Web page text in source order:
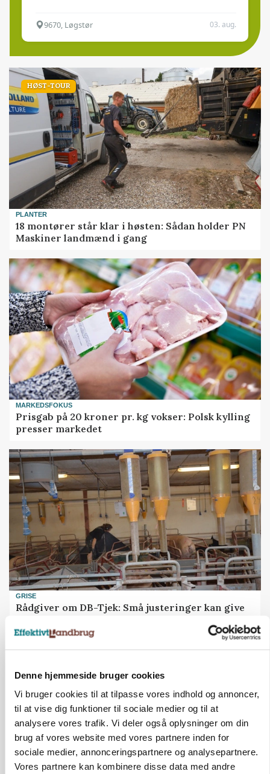
Denne hjemmeside bruger cookies
Vi bruger cookies til at tilpasse vores indhold og annoncer,
til at vise dig funktioner til sociale medier og til at
analysere vores trafik. Vi deler også oplysninger om din
brug af vores website med vores partnere inden for
sociale medier, annonceringspartnere og analysepartnere.
Vores partnere kan kombinere disse data med andre
9670, Løgstør 03. aug.
HØST-TOUR
PLANTER
18 montører står klar i høsten: Sådan holder PN
Maskiner landmænd i gang
MARKEDSFOKUS
Prisgab på 20 kroner pr. kg vokser: Polsk kylling
presser markedet
GRISE
Rådgiver om DB-Tjek: Små justeringer kan give
Loading...